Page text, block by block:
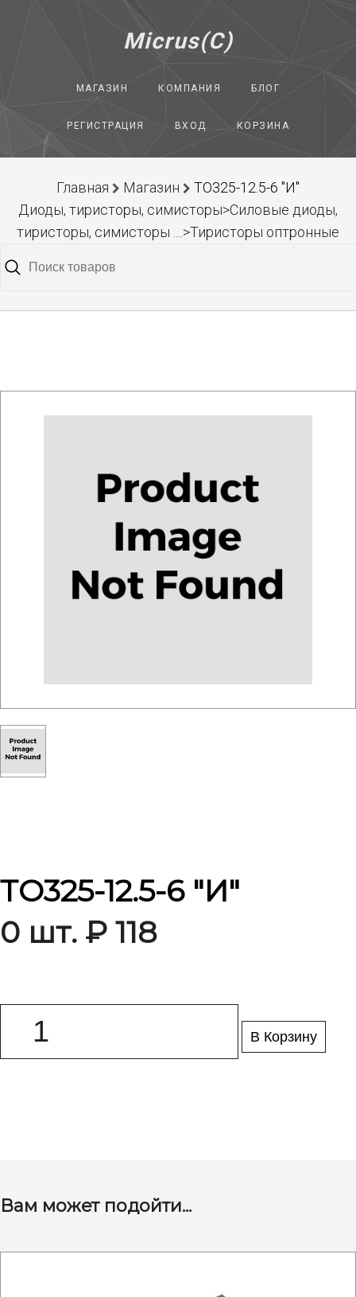
Micrus(C)
МАГАЗИН КОМПАНИЯ БЛОГ
РЕГИСТРАЦИЯ ВХОД КОРЗИНА
Главная Магазин
ТО325-12.5-6 "И"
Диоды, тиристоры, симисторы>Силовые диоды,
тиристоры, симисторы ....>Тиристоры оптронные
ТО325-12.5-6 "И"
0 шт. ₽ 118
В Корзину
Вам может подойти...